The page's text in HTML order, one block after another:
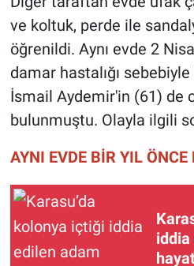
ve koltuk, perde ile
öğrenildi. Aynı evde 2
damar hastalığı sebebiyle
İsmail Aydemir'in (61) de
bulunmuştu. Olayla ilgili
AYNI EVDE BİR YIL
iddia